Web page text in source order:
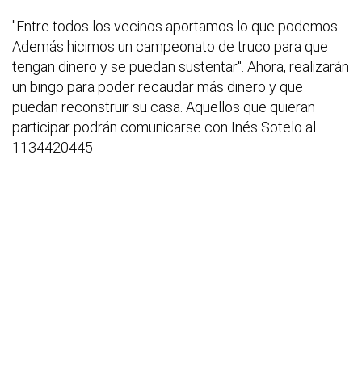
"Entre todos los vecinos aportamos lo que podemos.
Además hicimos un campeonato de truco para que
tengan dinero y se puedan sustentar". Ahora, realizarán
un bingo para poder recaudar más dinero y que
puedan reconstruir su casa. Aquellos que quieran
participar podrán comunicarse con Inés Sotelo al
1134420445